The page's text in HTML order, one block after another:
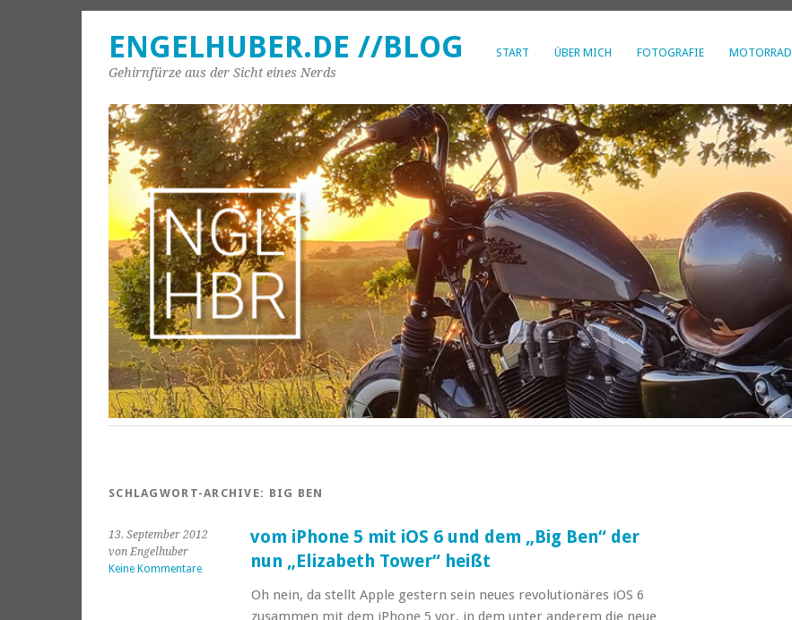
START ÜBER MICH FOTOGRAFIE MOTORRAD
ENGELHUBER.DE //BLOG
Gehirnfürze aus der Sicht eines Nerds
SCHLAGWORT-ARCHIVE: BIG BEN
13. September 2012
von Engelhuber
Keine Kommentare
vom iPhone 5 mit iOS 6 und dem „Big Ben“ der
nun „Elizabeth Tower“ heißt
Oh nein, da stellt Apple gestern sein neues revolutionäres iOS 6
zusammen mit dem iPhone 5 vor, in dem unter anderem die neue